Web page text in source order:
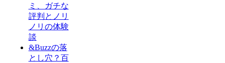
ミ、ガチな
評判とノリ
ノリの体験
談
&Buzzの落
とし穴？百